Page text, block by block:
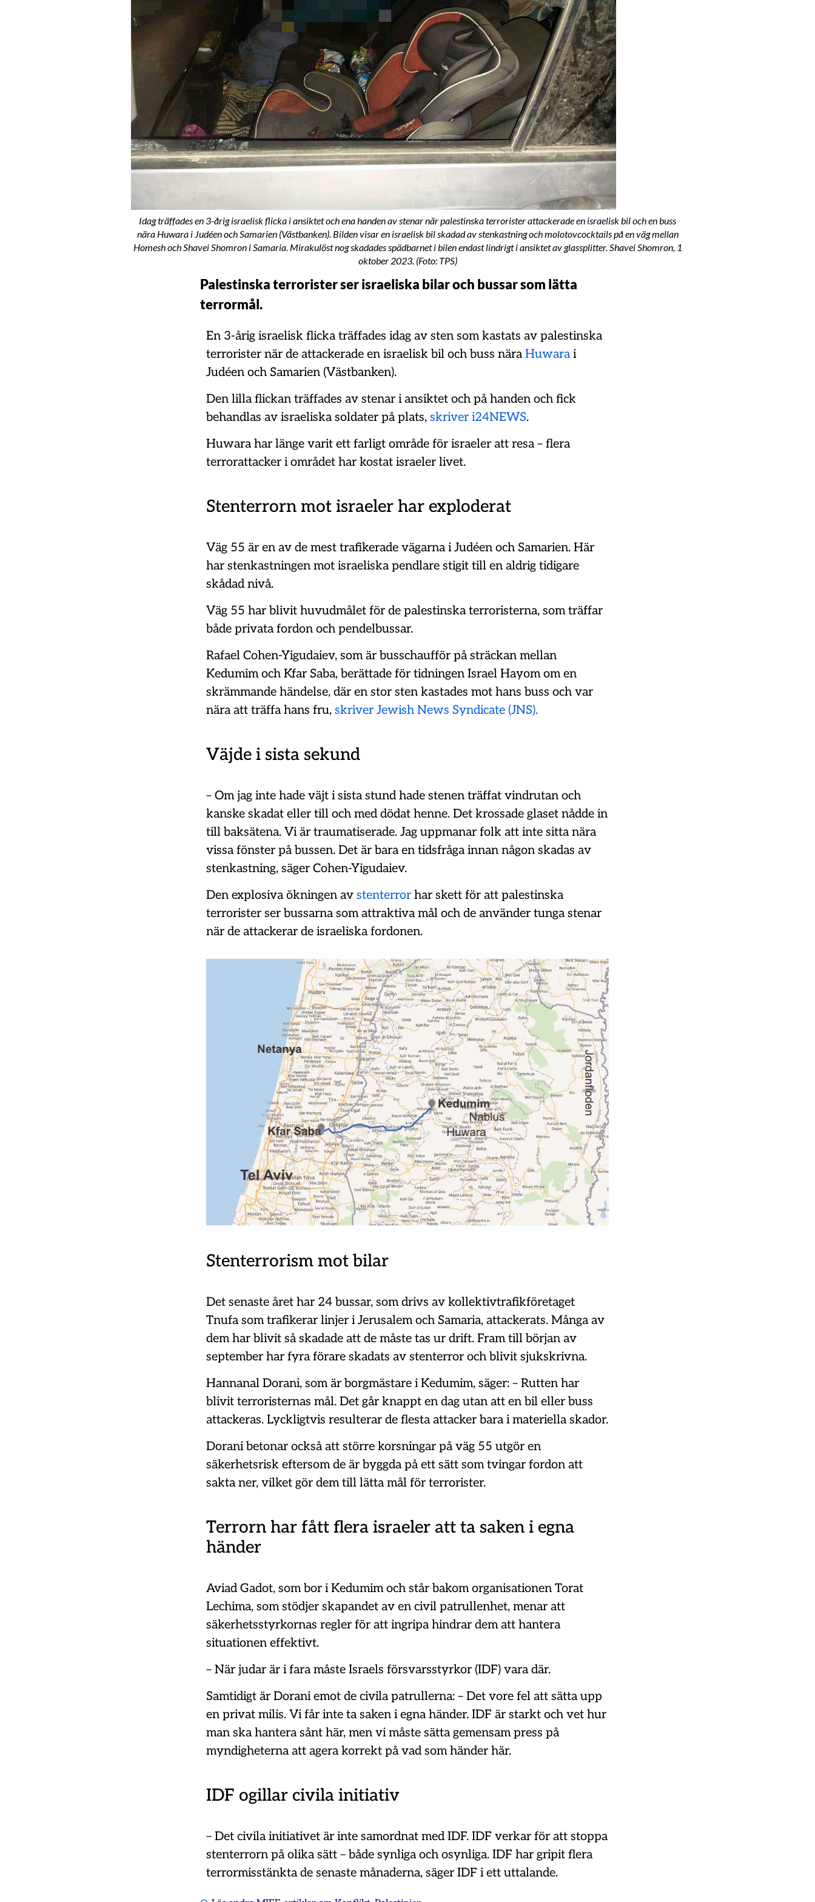
Idag träffades en 3-årig israelisk flicka i ansiktet och ena handen av stenar när palestinska terrorister attackerade en israelisk bil och en buss
nära Huwara i Judéen och Samarien (Västbanken). Bilden visar en israelisk bil skadad av stenkastning och molotovcocktails på en väg mellan
Homesh och Shavei Shomron i Samaria. Mirakulöst nog skadades spädbarnet i bilen endast lindrigt i ansiktet av glassplitter. Shavei Shomron, 1
oktober 2023. (Foto: TPS)
Palestinska terrorister ser israeliska bilar och bussar som lätta
terrormål.
En 3-årig israelisk flicka träffades idag av sten som kastats av palestinska
terrorister när de attackerade en israelisk bil och buss näraHuwarai
Judéen och Samarien (Västbanken).
Den lilla flickan träffades av stenar i ansiktet och på handen och fick
behandlas av israeliska soldater på plats, skriver i24NEWS.
Huwara har länge varit ett farligt område för israeler att resa – flera
terrorattacker i området har kostat israeler livet.
Stenterrorn mot israeler har exploderat
Väg 55 är en av de mest trafikerade vägarna i Judéen och Samarien. Här
har stenkastningen mot israeliska pendlare stigit till en aldrig tidigare
skådad nivå.
Väg 55 har blivit huvudmålet för de palestinska terroristerna, som träffar
både privata fordon och pendelbussar.
Rafael Cohen-Yigudaiev, som är busschaufför på sträckan mellan
Kedumim och Kfar Saba, berättade för tidningen Israel Hayom om en
skrämmande händelse, där en stor sten kastades mot hans buss och var
nära att träffa hans fru, skriver Jewish News Syndicate (JNS).
Väjde i sista sekund
– Om jag inte hade väjt i sista stund hade stenen träffat vindrutan och
kanske skadat eller till och med dödat henne. Det krossade glaset nådde in
till baksätena. Vi är traumatiserade. Jag uppmanar folk att inte sitta nära
vissa fönster på bussen. Det är bara en tidsfråga innan någon skadas av
stenkastning, säger Cohen-Yigudaiev.
Den explosiva ökningen av stenterror har skett för att palestinska
terrorister ser bussarna som attraktiva mål och de använder tunga stenar
när de attackerar de israeliska fordonen.
Stenterrorism mot bilar
Det senaste året har 24 bussar, som drivs av kollektivtrafikföretaget
Tnufa som trafikerar linjer i Jerusalem och Samaria, attackerats. Många av
dem har blivit så skadade att de måste tas ur drift. Fram till början av
september har fyra förare skadats av stenterror och blivit sjukskrivna.
Hannanal Dorani, som är borgmästare i Kedumim, säger: – Rutten har
blivit terroristernas mål. Det går knappt en dag utan att en bil eller buss
attackeras. Lyckligtvis resulterar de flesta attacker bara i materiella skador.
Dorani betonar också att större korsningar på väg 55 utgör en
säkerhetsrisk eftersom de är byggda på ett sätt som tvingar fordon att
sakta ner, vilket gör dem till lätta mål för terrorister.
Terrorn har fått flera israeler att ta saken i egna
händer
Aviad Gadot, som bor i Kedumim och står bakom organisationen Torat
Lechima, som stödjer skapandet av en civil patrullenhet, menar att
säkerhetsstyrkornas regler för att ingripa hindrar dem att hantera
situationen effektivt.
– När judar är i fara måste Israels försvarsstyrkor (IDF) vara där.
Samtidigt är Dorani emot de civila patrullerna: – Det vore fel att sätta upp
en privat milis. Vi får inte ta saken i egna händer. IDF är starkt och vet hur
man ska hantera sånt här, men vi måste sätta gemensam press på
myndigheterna att agera korrekt på vad som händer här.
IDF ogillar civila initiativ
– Det civila initiativet är inte samordnat med IDF. IDF verkar för att stoppa
stenterrorn på olika sätt – både synliga och osynliga. IDF har gripit flera
terrormisstänkta de senaste månaderna, säger IDF i ett uttalande.